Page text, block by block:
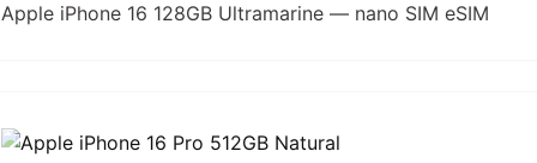
Apple iPhone 16 128GB Ultramarine — nano SIM eSIM